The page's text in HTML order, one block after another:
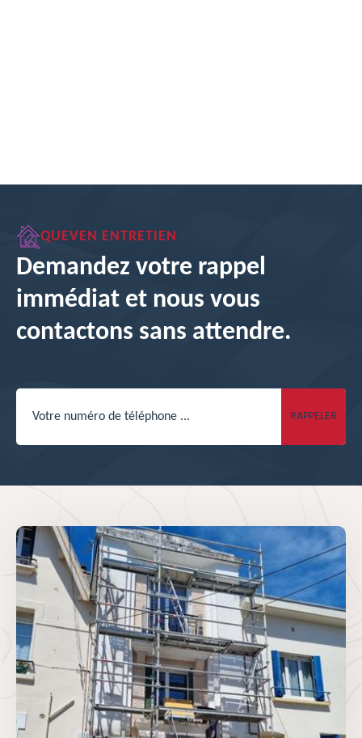
QUEVEN ENTRETIEN
Demandez votre rappel
immédiat et nous vous
contactons sans attendre.